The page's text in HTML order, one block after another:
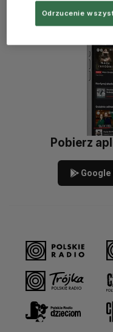
Pobierz
Google
Odrzucenie